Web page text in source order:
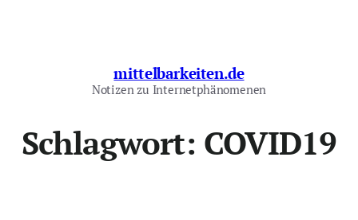
mittelbarkeiten.de
Notizen zu Internetphänomenen
Schlagwort: COVID19